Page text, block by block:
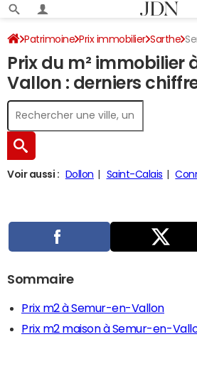
Patrimoine Prix immobilier Sarthe
Prix du m² immobilier
Vallon : derniers
Voir aussi : Dollon Saint-Calais
Sommaire
Prix m2 à Semur-en-Vallon
Prix m2 maison à Semur-en-